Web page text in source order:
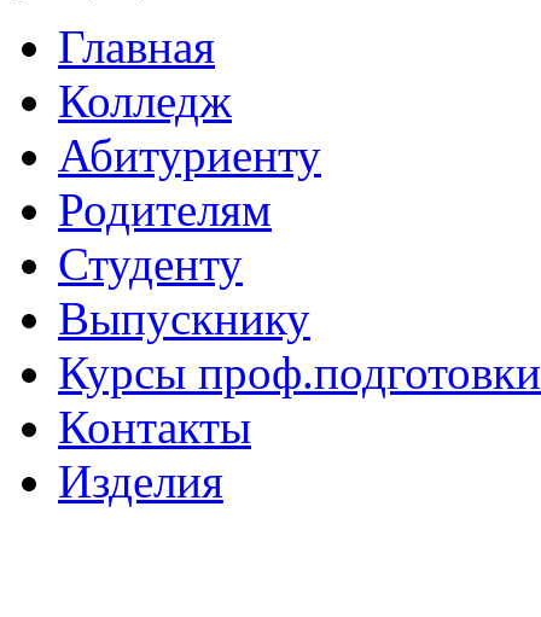
Главная
Колледж
Абитуриенту
Родителям
Студенту
Выпускнику
Курсы проф.подготовки
Контакты
Изделия